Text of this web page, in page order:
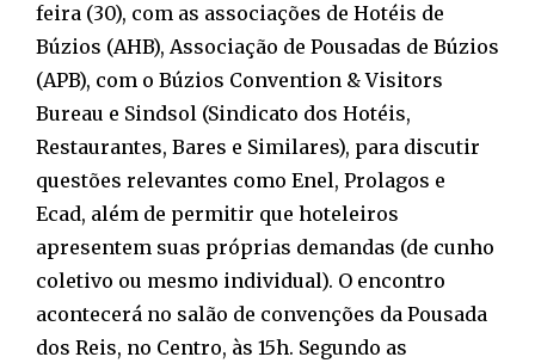
feira (30), com as associações de Hotéis de
Búzios (AHB), Associação de Pousadas de Búzios
(APB), com o Búzios Convention & Visitors
Bureau e Sindsol (Sindicato dos Hotéis,
Restaurantes, Bares e Similares), para discutir
questões relevantes como Enel, Prolagos e
Ecad, além de permitir que hoteleiros
apresentem suas próprias demandas (de cunho
coletivo ou mesmo individual). O encontro
acontecerá no salão de convenções da Pousada
dos Reis, no Centro, às 15h. Segundo as